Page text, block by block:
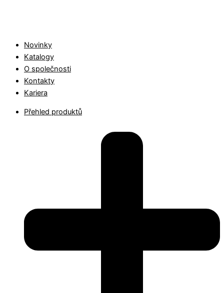
Novinky
Katalogy
O společnosti
Kontakty
Kariera
Přehled produktů